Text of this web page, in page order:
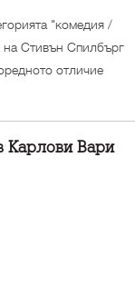
"комедия /
Стивън Спилбърг
отличие
Карлови Вари